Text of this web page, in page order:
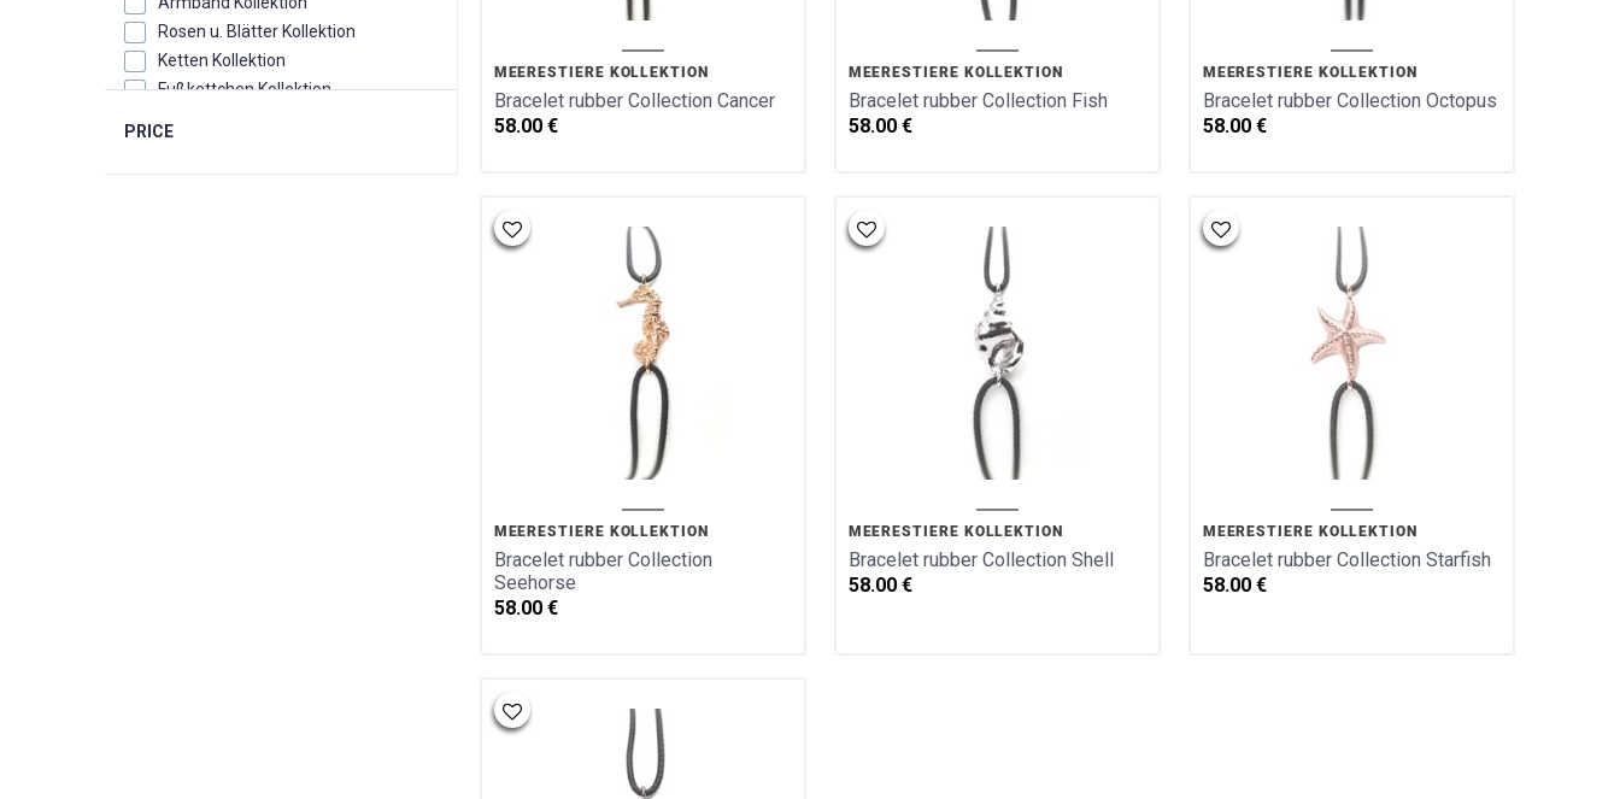
Rosen u. Blätter Kollektion
Ketten Kollektion
Fußkettchen Kollektion
PRICE
MEERESTIERE KOLLEKTION
Bracelet rubber Collection Cancer
58.00€
MEERESTIERE KOLLEKTION
Bracelet rubber Collection Fish
58.00€
MEERESTIERE KOLLEKTION
Bracelet rubber Collection Octopus
58.00€
MEERESTIERE KOLLEKTION
Bracelet rubber Collection
Seehorse
58.00€
MEERESTIERE KOLLEKTION
Bracelet rubber Collection Shell
58.00€
MEERESTIERE KOLLEKTION
Bracelet rubber Collection Starfish
58.00€